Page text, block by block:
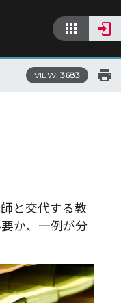
VIEW: 3683
と交代する教
か、一例が分